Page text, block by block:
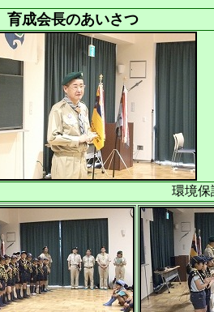
育成会長のあいさつ
環境